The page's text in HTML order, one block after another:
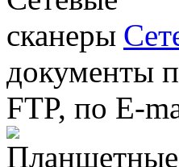
документы
FTP, по E-